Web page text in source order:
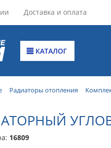
Доставка и оплата
КАТАЛОГ
Радиаторы отопления
16809